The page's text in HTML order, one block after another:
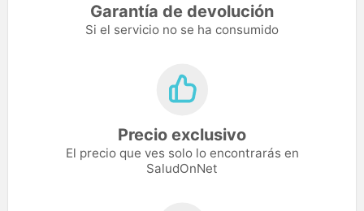
Garantía de devolución
Si el servicio no se ha consumido
Precio exclusivo
El precio que ves solo lo encontrarás en
SaludOnNet